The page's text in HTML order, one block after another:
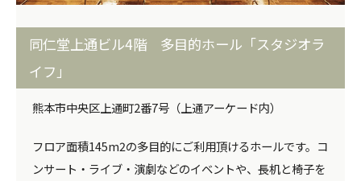
同仁堂上通ビル4階 多目的ホール「スタジオラ
イフ」
熊本市中央区上通町2番7号（上通アーケード内）
フロア面積145m2の多目的にご利用頂けるホールです。コ
ンサート・ライブ・演劇などのイベントや、長机と椅子を